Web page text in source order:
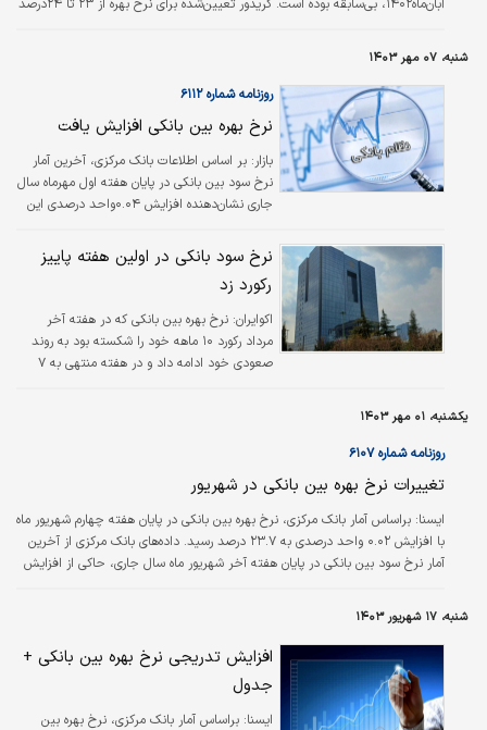
آبان‌ماه۱۴۰۲، بی‌سابقه بوده است. کریدور تعیین‌شده برای نرخ بهره از ۲۳ تا ۲۴درصد
است.
شنبه، ۰۷ مهر ۱۴۰۳
روزنامه شماره ۶۱۱۲
نرخ بهره بین بانکی افزایش یافت
بازار: بر اساس اطلاعات بانک مرکزی، آخرین آمار
نرخ سود بین بانکی در پایان هفته اول مهرماه سال
جاری نشان‌دهنده افزایش ۰.۰۴واحد درصدی این
سود بین بانکی در پایان هفته نخست مهرماه ماه
سال جاری، حاکی از افزایش ۰.۰۴واحد درصدی
نرخ سود بین بانکی در چهارشنبه، چهارم مهرماه
است. براساس این آمار، نرخ بهره بین بانکی در
هفته ابتدایی شهریور ماه، ۲۳.۷درصد بود. در
هفته دوم با افزایش ۰.۰۱درصدی به ۲۳.۷۱ درصد
نرخ سود بانکی در اولین هفته پاییز
رکورد زد
اکوایران: نرخ بهره بین بانکی که در هفته آخر
مرداد رکورد ۱۰ ماهه خود را شکسته بود به روند
صعودی خود ادامه داد و در هفته منتهی به ۷
یکشنبه، ۰۱ مهر ۱۴۰۳
روزنامه شماره ۶۱۰۷
تغییرات نرخ بهره بین بانکی در شهریور
ایسنا: براساس آمار بانک مرکزی، نرخ بهره بین بانکی در پایان هفته چهارم شهریور ماه
با افزایش ۰.۰۲ واحد درصدی به ۲۳.۷ درصد رسید. داده‌های بانک مرکزی از آخرین
آمار نرخ سود بین بانکی در پایان هفته آخر شهریور ماه سال جاری، حاکی از افزایش
بهره بین بانکی از ابتدای سال جاری است. در…
شنبه، ۱۷ شهریور ۱۴۰۳
افزایش تدریجی نرخ بهره بین بانکی +
جدول
ايسنا: براساس آمار بانک مرکزی، نرخ بهره بین